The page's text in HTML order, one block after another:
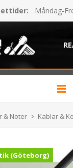
: Måndag-
& Noter Kablar &
(Göteborg)